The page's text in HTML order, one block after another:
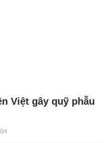
Việt gây quỹ phẫu